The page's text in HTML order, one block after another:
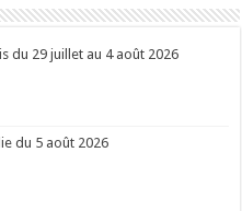
du 29 juillet au 4 août 2026
du 5 août 2026